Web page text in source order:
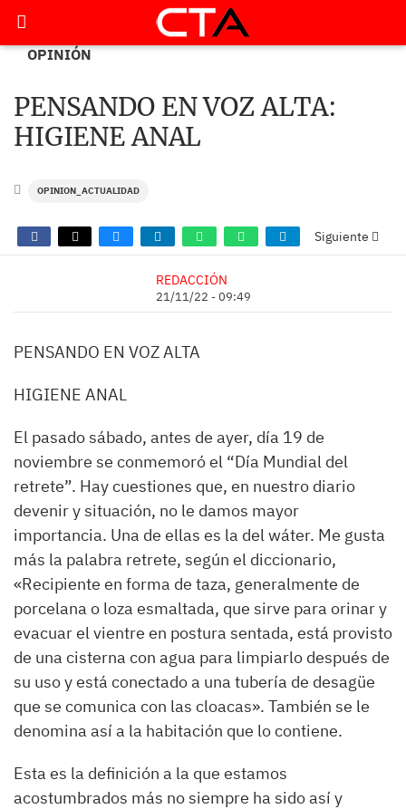
OPINIÓN
PENSANDO EN VOZ ALTA:
HIGIENE ANAL
OPINION_ACTUALIDAD
Siguiente
REDACCIÓN
21/11/22 - 09:49
PENSANDO EN VOZ ALTA
HIGIENE ANAL
El pasado sábado, antes de ayer, día 19 de
noviembre se conmemoró el “Día Mundial del
retrete”. Hay cuestiones que, en nuestro diario
devenir y situación, no le damos mayor
importancia. Una de ellas es la del wáter. Me gusta
más la palabra retrete, según el diccionario,
«Recipiente en forma de taza, generalmente de
porcelana o loza esmaltada, que sirve para orinar y
evacuar el vientre en postura sentada, está provisto
de una cisterna con agua para limpiarlo después de
su uso y está conectado a una tubería de desagüe
que se comunica con las cloacas». También se le
denomina así a la habitación que lo contiene.
Esta es la definición a la que estamos
acostumbrados más no siempre ha sido así y